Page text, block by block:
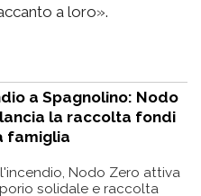
a loro».
a Spagnolino: Nodo
la raccolta fondi
famiglia
Nodo Zero attiva
solidale e raccolta